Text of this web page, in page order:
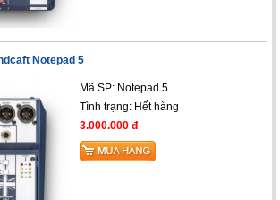
Notepad 5
Mã SP: Notepad 5
Tình trạng: Hết hàng
3.000.000 đ